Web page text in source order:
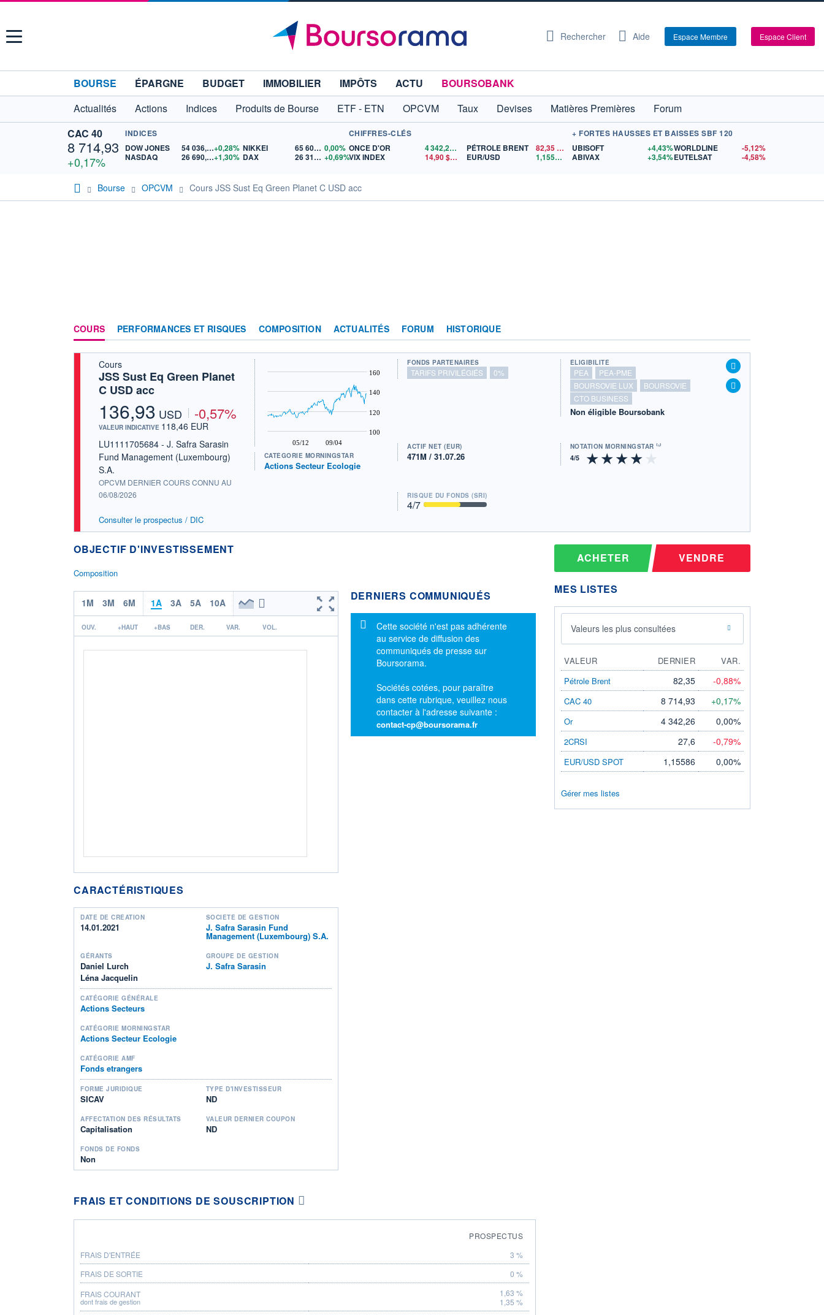
Menu Rechercher Aide Espace Membre Espace Client
BOURSE ÉPARGNE BUDGET IMMOBILIER IMPÔTS ACTU
BOURSOBANK
Actualités
Actions Indices Produits de Bourse ETF - ETN OPCVM Taux Devises Matières Premières
Forum
CAC 40
8 714,93
+0,17%
INDICES
DOW JONES
54 036,93+0,28%
NASDAQ
26 690,62+1,30%
NIKKEI 65 606,71 0,00%
DAX
26 319,45 +0,69%
CHIFFRES-CLÉS
ONCE D'OR
4 342,26$US
VIX INDEX
14,90$US
PÉTROLE BRENT 82,35
EUR/USD
1,1559$US
+ FORTES HAUSSES ET BAISSES SBF 120
UBISOFT
+4,43%
ABIVAX
+3,54%
WORLDLINE
-5,12%
EUTELSAT
-4,58%
Bourse OPCVM Cours JSS Sust Eq Green Planet C USD acc
COURS PERFORMANCES ET RISQUES COMPOSITION ACTUALITÉS FORUM HISTORIQUE
Cours
JSS Sust Eq Green Planet
C USD acc
136,93 USD -0,57%
VALEUR INDICATIVE 118,46 EUR
LU1111705684 - J. Safra Sarasin
Fund Management (Luxembourg)
S.A.
OPCVM DERNIER COURS CONNU AU
06/08/2026
Consulter le prospectus / DIC
05/12 09/04
100
120
140
160
CATÉGORIE MORNINGSTAR
Actions Secteur Ecologie
FONDS PARTENAIRES
TARIFS PRIVILÉGIÉS 0%
ÉLIGIBILITÉ
PEA
PEA-PME
BOURSOVIE LUX
BOURSOVIE
CTO BUSINESS
Non éligible Boursobank
ACTIF NET (EUR)
471M / 31.07.26
NOTATION MORNINGSTAR ⁽¹⁾
RISQUE DU FONDS (SRI)
4/7
OBJECTIF D'INVESTISSEMENT
Composition
1M 3M 6M 1A 3A 5A 10A
OUV. +HAUT +BAS DER. VAR. VOL.
CARACTÉRISTIQUES
DATE DE CRÉATION
14.01.2021
SOCIÉTÉ DE GESTION
J. Safra Sarasin Fund
Management (Luxembourg) S.A.
GÉRANTS
Daniel Lurch
Léna Jacquelin
GROUPE DE GESTION
J. Safra Sarasin
CATÉGORIE GÉNÉRALE
Actions Secteurs
CATÉGORIE MORNINGSTAR
Actions Secteur Ecologie
CATÉGORIE AMF
Fonds etrangers
FORME JURIDIQUE
SICAV
TYPE D'INVESTISSEUR
ND
AFFECTATION DES RÉSULTATS
Capitalisation
VALEUR DERNIER COUPON
ND
FONDS DE FONDS
Non
DERNIERS COMMUNIQUÉS
Message d'information
Cette société n'est pas adhérente
au service de diffusion des
communiqués de presse sur
Boursorama.
Sociétés cotées, pour paraître
dans cette rubrique, veuillez nous
contacter à l'adresse suivante :
contact-cp@boursorama.fr
FRAIS ET CONDITIONS DE SOUSCRIPTION
PROSPECTUS
FRAIS D'ENTRÉE
3 %
FRAIS DE SORTIE
0 %
FRAIS COURANT
dont frais de gestion
1,63 %
1,35 %
ACHETER VENDRE
MES LISTES
Valeurs les plus consultées
VALEUR DERNIER
VAR.
Pétrole Brent
82,35 -0,88%
CAC 40 8 714,93 +0,17%
Or 4 342,26 0,00%
2CRSI 27,6 -0,79%
EUR/USD SPOT 1,15586 0,00%
Gérer mes listes